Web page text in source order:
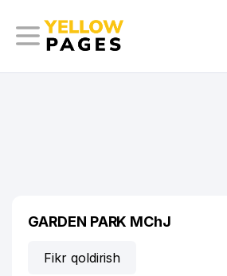
GARDEN PARK MChJ
Fikr qoldirish